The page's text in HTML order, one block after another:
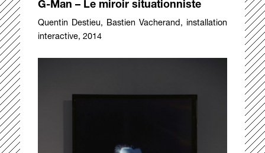
G-Man – Le miroir situationniste
Quentin Destieu, Bastien Vacherand, installation
interactive, 2014